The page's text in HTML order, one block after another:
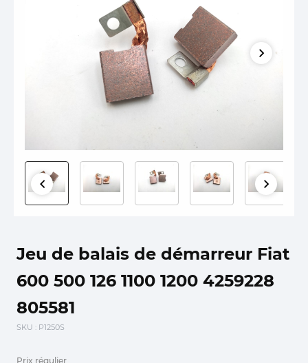
Jeu de balais de démarreur Fiat
600 500 126 1100 1200 4259228
805581
SKU : P1250S
Prix régulier